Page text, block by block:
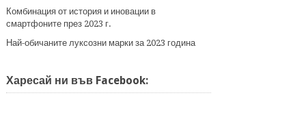
Комбинация от история и иновации в
смартфоните през 2023 г.
Най-обичаните луксозни марки за 2023 година
Харесай ни във Facebook: